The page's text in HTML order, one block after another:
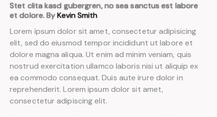
Stet clita kasd gubergren, no sea sanctus est labore
et dolore. ByKevin Smith
Lorem ipsum dolor sit amet, consectetur adipisicing
elit, sed do eiusmod tempor incididunt ut labore et
dolore magna aliqua. Ut enim ad minim veniam, quis
nostrud exercitation ullamco laboris nisi ut aliquip ex
ea commodo consequat. Duis aute irure dolor in
reprehenderit. Lorem ipsum dolor sit amet,
consectetur adipiscing elit.